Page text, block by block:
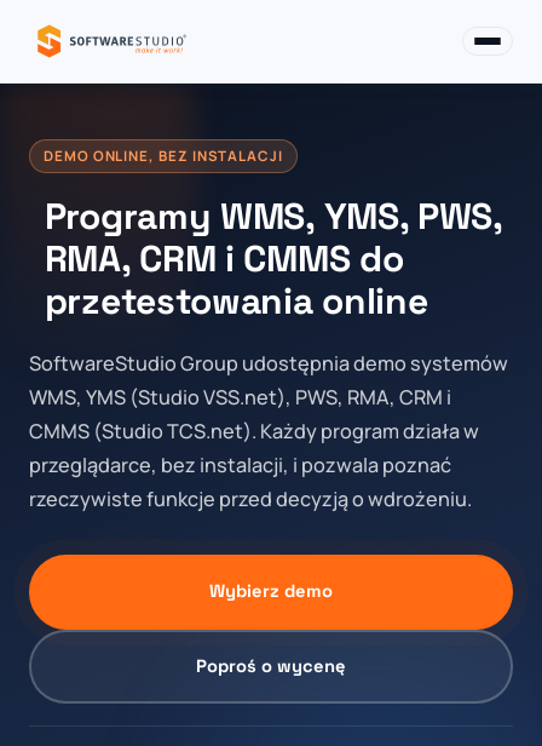
DEMO ONLINE, BEZ INSTALACJI
Programy WMS, YMS, PWS,
RMA, CRM i CMMS do
przetestowania online
SoftwareStudio Group udostępnia demo systemów
WMS, YMS (Studio VSS.net), PWS, RMA, CRM i
CMMS (Studio TCS.net). Każdy program działa w
przeglądarce, bez instalacji, i pozwala poznać
rzeczywiste funkcje przed decyzją o wdrożeniu.
Wybierz demo
Poproś o wycenę